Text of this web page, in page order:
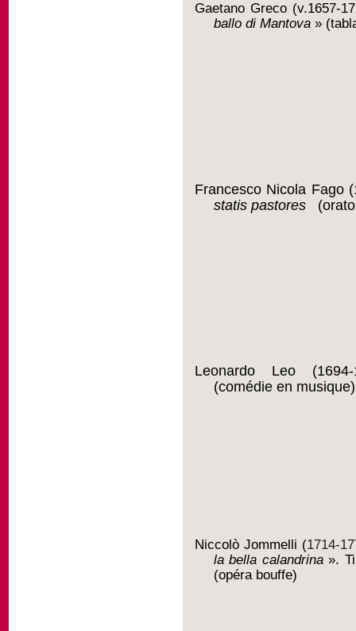
Gaetano Greco (v.1657-
ballo di Mantova »
Francesco Nicola Fago
statis pastores
Leonardo Leo
(comédie en musique)
Niccolò Jommelli (1714-
la bella calandrina ».
(opéra bouffe)